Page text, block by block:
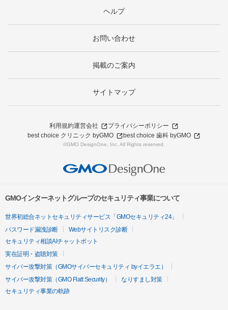
ヘルプ
お問い合わせ
掲載のご案内
サイトマップ
利用規約運営会社
プライバシーポリシー
best choice クリニック byGMO
best choice 歯科 byGMO
©GMO DesignOne, Inc. All Rights reserved.
GMOインターネットグループのセキュリティ事業について
世界初総合ネットセキュリティサービス「GMOセキュリティ24」
パスワード漏洩診断
Webサイトリスク診断
セキュリティ相談AIチャットボット
実在証明・盗聴対策
サイバー攻撃対策（GMOサイバーセキュリティ byイエラエ）
サイバー攻撃対策（GMO Flatt Security）
なりすまし対策
セキュリティ事業の軌跡